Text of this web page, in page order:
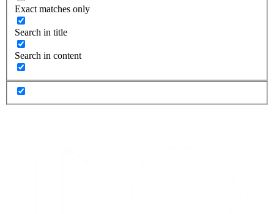
Exact matches only
Search in title
Search in content